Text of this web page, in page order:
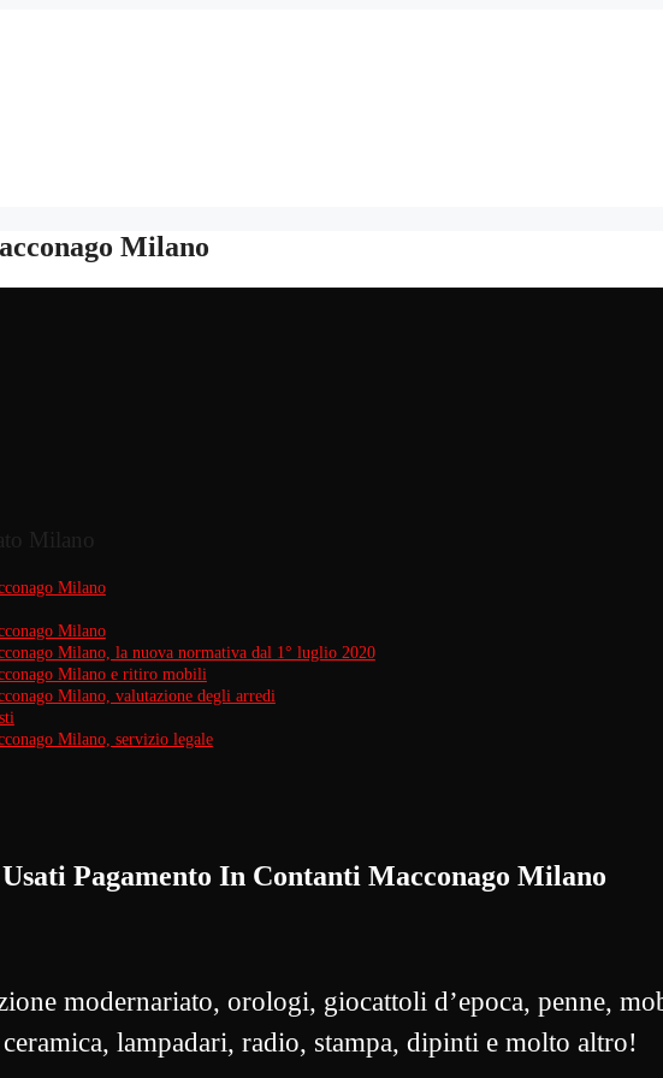
Milano
Milano
Milano
Milano
Milano, la nuova normativa dal 1° luglio 2020
Milano e ritiro mobili
Milano, valutazione degli arredi
Milano, servizio legale
Pagamento In Contanti Macconago Milano
modernariato, orologi, giocattoli d’epoca, penne,
lampadari, radio, stampa, dipinti e molto altro!